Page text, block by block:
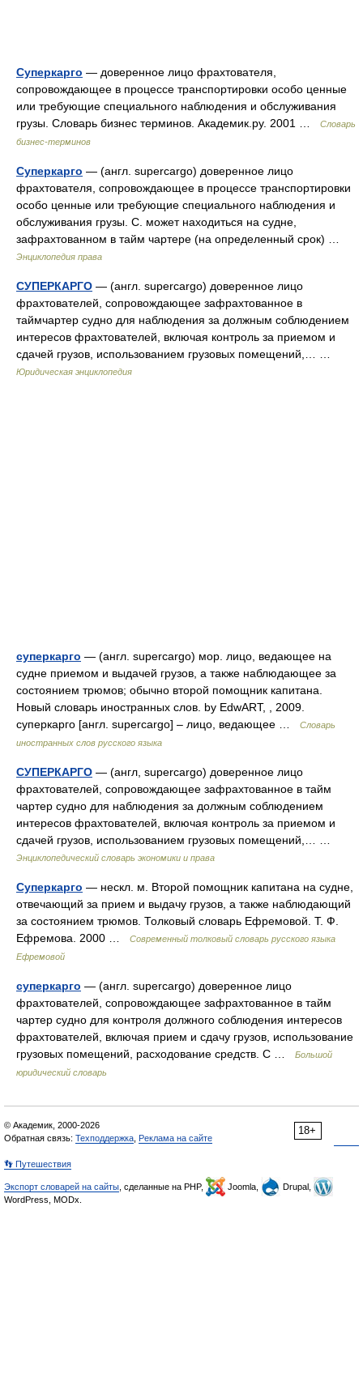
Суперкарго — доверенное лицо фрахтователя,
сопровождающее в процессе транспортировки особо ценные
или требующие специального наблюдения и обслуживания
грузы. Словарь бизнес терминов. Академик.ру. 2001 …
Словарь
бизнес-терминов
Суперкарго — (англ. supercargo) доверенное лицо
фрахтователя, сопровождающее в процессе транспортировки
особо ценные или требующие специального наблюдения и
обслуживания грузы. С. может находиться на судне,
зафрахтованном в тайм чартере (на определенный срок) …
Энциклопедия права
СУПЕРКАРГО — (англ. supercargo) доверенное лицо
фрахтователей, сопровождающее зафрахтованное в
таймчартер судно для наблюдения за должным соблюдением
интересов фрахтователей, включая контроль за приемом и
сдачей грузов, использованием грузовых помещений,… …
Юридическая энциклопедия
суперкарго — (англ. supercargo) мор. лицо, ведающее на
судне приемом и выдачей грузов, а также наблюдающее за
состоянием трюмов; обычно второй помощник капитана.
Новый словарь иностранных слов. by EdwART, , 2009.
суперкарго [англ. supercargo] – лицо, ведающее …
Словарь
иностранных слов русского языка
СУПЕРКАРГО — (англ, supercargo) доверенное лицо
фрахтователей, сопровождающее зафрахтованное в тайм
чартер судно для наблюдения за должным соблюдением
интересов фрахтователей, включая контроль за приемом и
сдачей грузов, использованием грузовых помещений,… …
Энциклопедический словарь экономики и права
Суперкарго — нескл. м. Второй помощник капитана на судне,
отвечающий за прием и выдачу грузов, а также наблюдающий
за состоянием трюмов. Толковый словарь Ефремовой. Т. Ф.
Ефремова. 2000 …
Современный толковый словарь русского языка
Ефремовой
суперкарго — (англ. supercargo) доверенное лицо
фрахтователей, сопровождающее зафрахтованное в тайм
чартер судно для контроля должного соблюдения интересов
фрахтователей, включая прием и сдачу грузов, использование
грузовых помещений, расходование средств. С …
Большой
юридический словарь
18+
© Академик, 2000-2026
Обратная связь: Техподдержка Реклама на сайте
👣 Путешествия
Экспорт словарей на сайты , сделанные на PHP, Joomla,
Drupal,
WordPress, MODx.